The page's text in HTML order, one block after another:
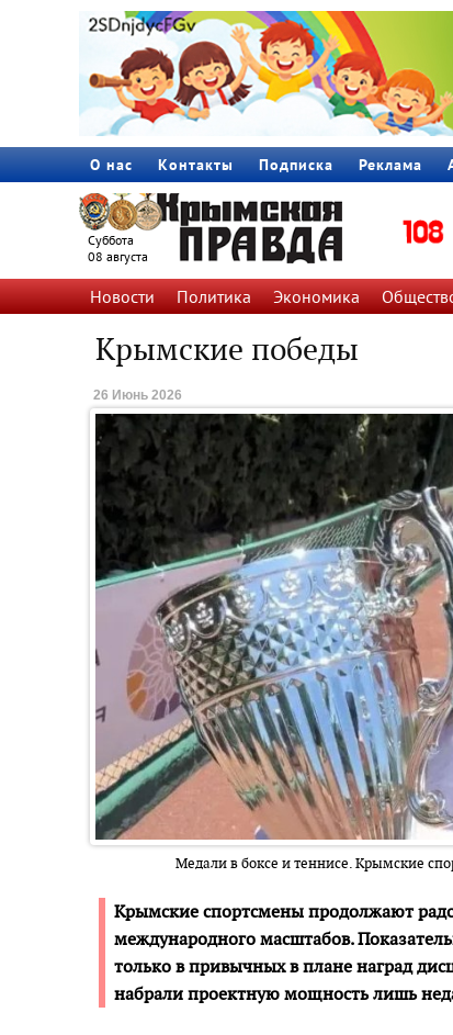
О нас Контакты Подписка Реклама
Суббота
08 августа
Новости Политика Экономика
Крымские победы
26 Июнь 2026
Медали в боксе и теннисе. Крымские
Крымские спортсмены продолжают
международного масштабов.
только в привычных в плане наград
набрали проектную мощность лишь